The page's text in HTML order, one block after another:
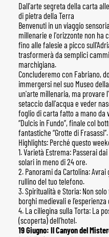
Dall'arte segreta della carta
di pietra della Terra
Benvenuti in un viaggio
millenarie e l'orizzonte non ha
fino alle falesie a picco
trasformerà da semplici
marchigiana.
Concluderemo con Fabriano,
immergersi nel suo Museo
un'arte millenaria, ma provare
setaccio dall'acqua e veder
foglio di carta fatto a mano da
“Dulcis in Fundo”, finale col
fantastiche “Grotte di Frasassi”.
Highlights: Perché questo
1. Varietà Estrema: Passerai
solari in meno di 24 ore.
2. Panorami da Cartolina:
rullino del tuo telefono.
3. Spiritualità e Storia: Non
borghi medievali e
4. La ciliegina sulla Torta: La
(scoperta) dell’hotel.
19 Giugno: Il Canyon del